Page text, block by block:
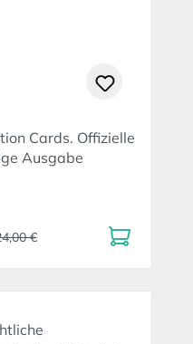
Cards. Offizielle
Ausgabe
€